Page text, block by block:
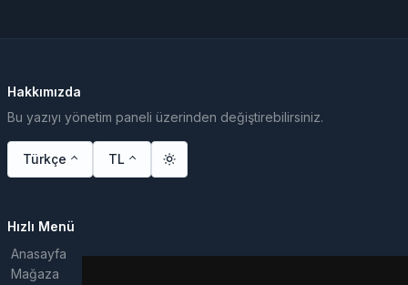
Hakkımızda
Bu yazıyı yönetim paneli üzerinden değiştirebilirsiniz.
Türkçe TL
Hızlı Menü
Anasayfa
Mağaza